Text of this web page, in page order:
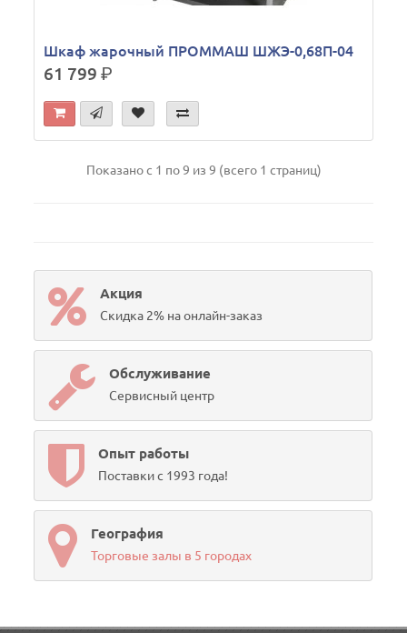
Шкаф жарочный ПРОММАШ ШЖЭ-0,68П-04
61 799р.
Показано с 1 по 9 из 9 (всего 1 страниц)
Акция
Скидка 2% на онлайн-заказ
Обслуживание
Сервисный центр
Опыт работы
Поставки с 1993 года!
География
Торговые залы в 5 городах